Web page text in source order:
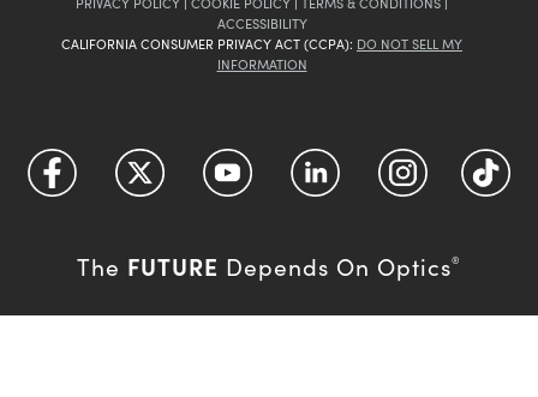
ACCESSIBILITY
CALIFORNIA CONSUMER PRIVACY ACT (CCPA): DO NOT SELL MY
INFORMATION
The FUTURE Depends On Optics®